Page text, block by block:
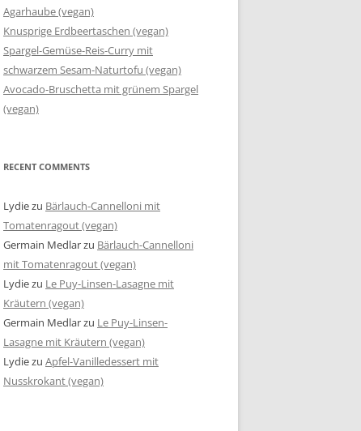
Agarhaube (vegan)
Knusprige Erdbeertaschen (vegan)
Spargel-Gemüse-Reis-Curry mit
schwarzem Sesam-Naturtofu (vegan)
Avocado-Bruschetta mit grünem Spargel
(vegan)
RECENT COMMENTS
Lydiezu Bärlauch-Cannelloni mit
Tomatenragout (vegan)
Germain Medlarzu Bärlauch-Cannelloni
mit Tomatenragout (vegan)
Lydiezu Le Puy-Linsen-Lasagne mit
Kräutern (vegan)
Germain Medlarzu Le Puy-Linsen-
Lasagne mit Kräutern (vegan)
Lydiezu Apfel-Vanilledessert mit
Nusskrokant (vegan)